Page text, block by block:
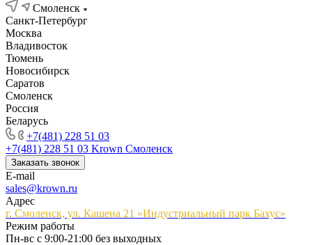
Смоленск
Санкт-Петербург
Москва
Владивосток
Тюмень
Новосибирск
Саратов
Смоленск
Россия
Беларусь
+7(481) 228 51 03
+7(481) 228 51 03 Krown Смоленск
Заказать звонок
E-mail
sales@krown.ru
Адрес
г. Смоленск, ул. Кашена 21 «Индустриальный парк Бахус»
Режим работы
Пн-вс с 9:00-21:00 без выходных